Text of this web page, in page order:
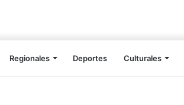
Regionales Deportes Culturales